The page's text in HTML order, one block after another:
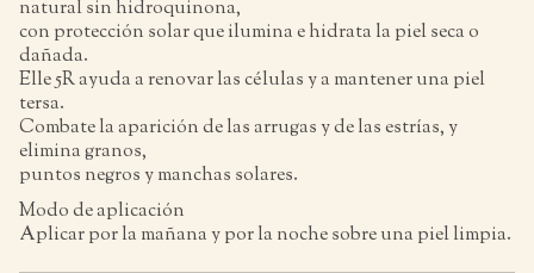
natural sin hidroquinona,
con protección solar que ilumina e hidrata la piel seca o
dañada.
Elle 5R ayuda a renovar las células y a mantener una piel
tersa.
Combate la aparición de las arrugas y de las estrías, y
elimina granos,
puntos negros y manchas solares.
Modo de aplicación
Aplicar por la mañana y por la noche sobre una piel limpia.